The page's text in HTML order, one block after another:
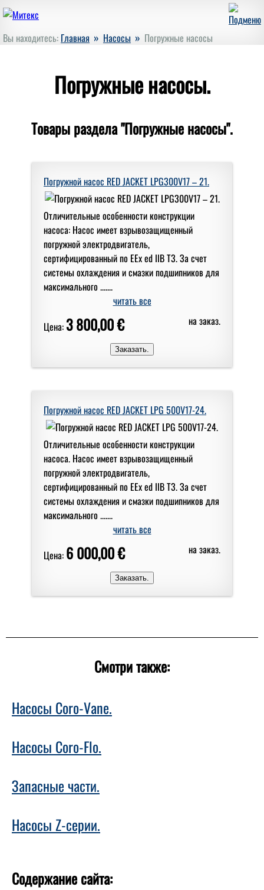
Вы находитесь: Главная » Насосы » Погружные насосы
Погружные насосы.
Товары раздела "Погружные насосы".
Погружной насос RED JACKET LPG300V17 – 21.
Отличительные особенности конструкции
насоса: Насос имеет взрывозащищенный
погружной электродвигатель,
сертифицированный по EEx ed IIB T3. За счет
системы охлаждения и смазки подшипников для
максимального .......
читать все
Цена: 3 800,00 € на заказ.
Погружной насос RED JACKET LPG 500V17-24.
Отличительные особенности конструкции
насоса. Насос имеет взрывозащищенный
погружной электродвигатель,
сертифицированный по EEx ed IIB T3. За счет
системы охлаждения и смазки подшипников для
максимального .......
читать все
Цена: 6 000,00 € на заказ.
Смотри также:
Насосы Coro-Vane.
Насосы Coro-Flo.
Запасные части.
Насосы Z-серии.
Содержание сайта: